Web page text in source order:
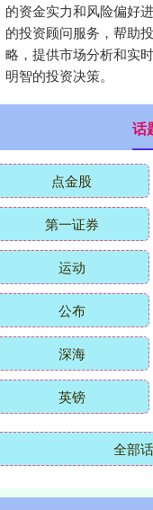
的资金实力和风险偏好
的投资顾问服务，帮助
略，提供市场分析和实
明智的投资决策。
话
点金股
第一证券
运动
公布
深海
英镑
全部